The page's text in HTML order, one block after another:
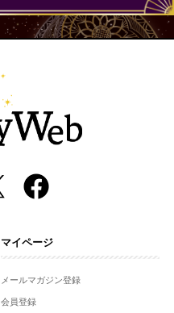
マイページ
メールマガジン登録
会員登録